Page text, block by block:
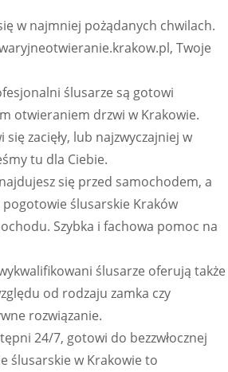
w najmniej pożądanych chwilach.
Twoje
ślusarze są gotowi
otwieraniem drzwi w Krakowie.
zacięły, lub najzwyczajniej w
tu dla Ciebie.
się przed samochodem, a
pogotowie ślusarskie Kraków
Szybka i fachowa pomoc na
ślusarze oferują także
od rodzaju zamka czy
rozwiązanie.
24/7, gotowi do bezzwłocznej
ślusarskie w Krakowie to